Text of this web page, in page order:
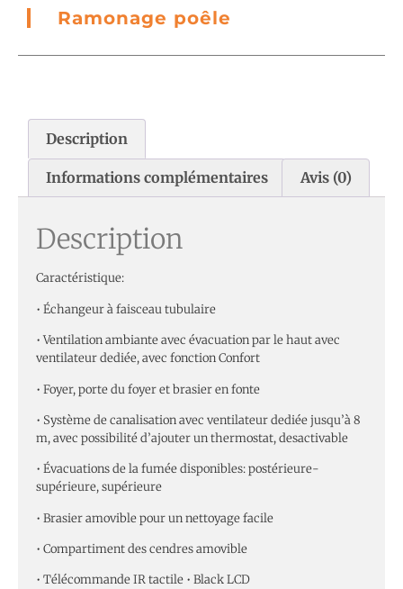
Ramonage poêle
Description
Informations complémentaires Avis (0)
Description
Caractéristique:
• Échangeur à faisceau tubulaire
• Ventilation ambiante avec évacuation par le haut avec
ventilateur dediée, avec fonction Confort
• Foyer, porte du foyer et brasier en fonte
• Système de canalisation avec ventilateur dediée jusqu’à 8
m, avec possibilité d’ajouter un thermostat, desactivable
• Évacuations de la fumée disponibles: postérieure-
supérieure, supérieure
• Brasier amovible pour un nettoyage facile
• Compartiment des cendres amovible
• Télécommande IR tactile • Black LCD